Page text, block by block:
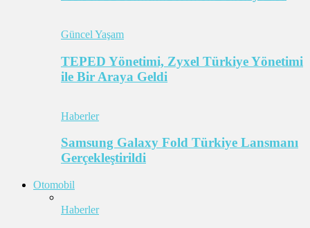
Güncel Yaşam
TEPED Yönetimi, Zyxel Türkiye Yönetimi
ile Bir Araya Geldi
Haberler
Samsung Galaxy Fold Türkiye Lansmanı
Gerçekleştirildi
Otomobil
Haberler